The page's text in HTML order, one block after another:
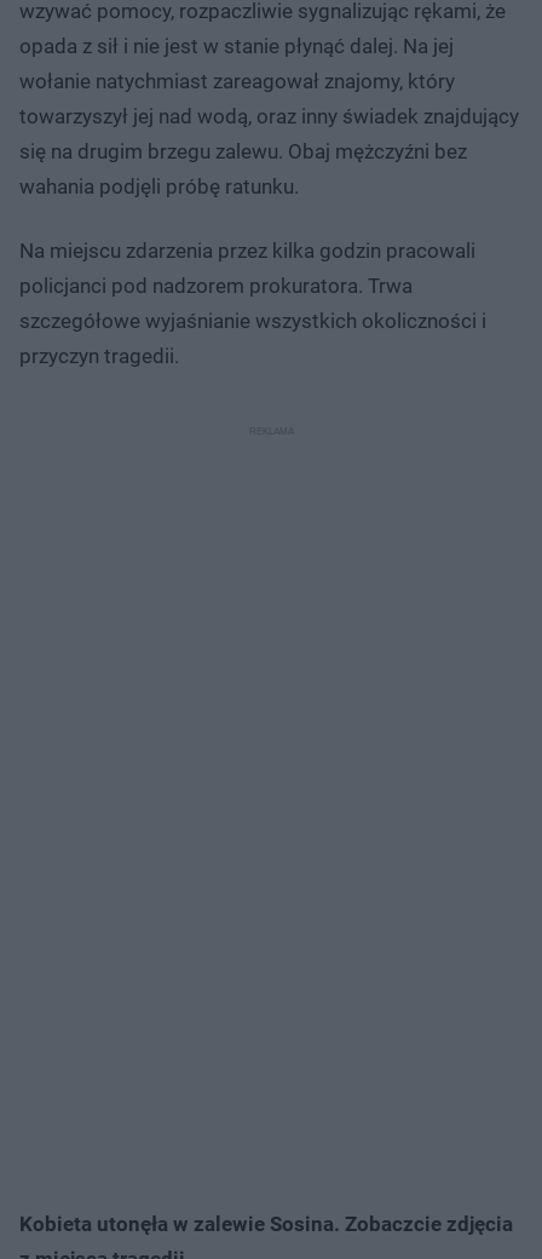
wzywać pomocy, rozpaczliwie sygnalizując rękami, że
opada z sił i nie jest w stanie płynąć dalej. Na jej
wołanie natychmiast zareagował znajomy, który
towarzyszył jej nad wodą, oraz inny świadek znajdujący
się na drugim brzegu zalewu. Obaj mężczyźni bez
wahania podjęli próbę ratunku.
Na miejscu zdarzenia przez kilka godzin pracowali
policjanci pod nadzorem prokuratora. Trwa
szczegółowe wyjaśnianie wszystkich okoliczności i
przyczyn tragedii.
Kobieta utonęła w zalewie Sosina. Zobaczcie zdjęcia